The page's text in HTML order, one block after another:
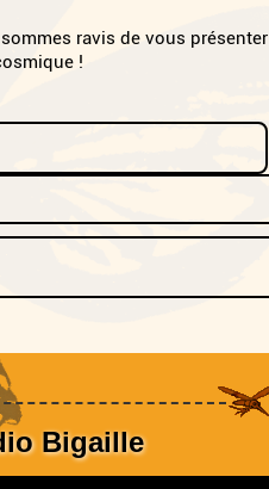
ravis de vous présenter
!
Bigaille